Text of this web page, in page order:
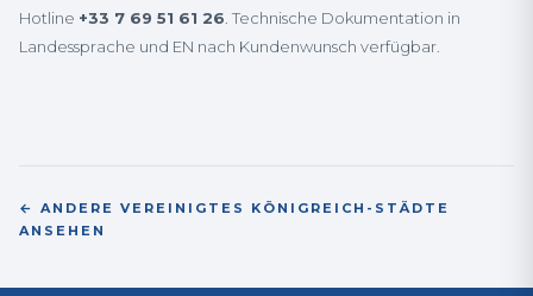
Hotline +33 7 69 51 61 26 . Technische Dokumentation in
Landessprache und EN nach Kundenwunsch verfügbar.
← ANDERE VEREINIGTES KÖNIGREICH-STÄDTE
ANSEHEN